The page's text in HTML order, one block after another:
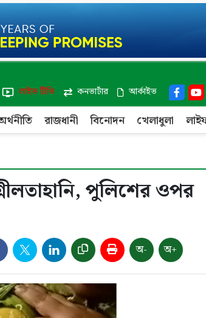
লাইভ টিভি
কনভার্টার আর্কাইভ
রাজধানী বিনোদন খেলাধুলা
পুলিশের ওপর
অ- অ+